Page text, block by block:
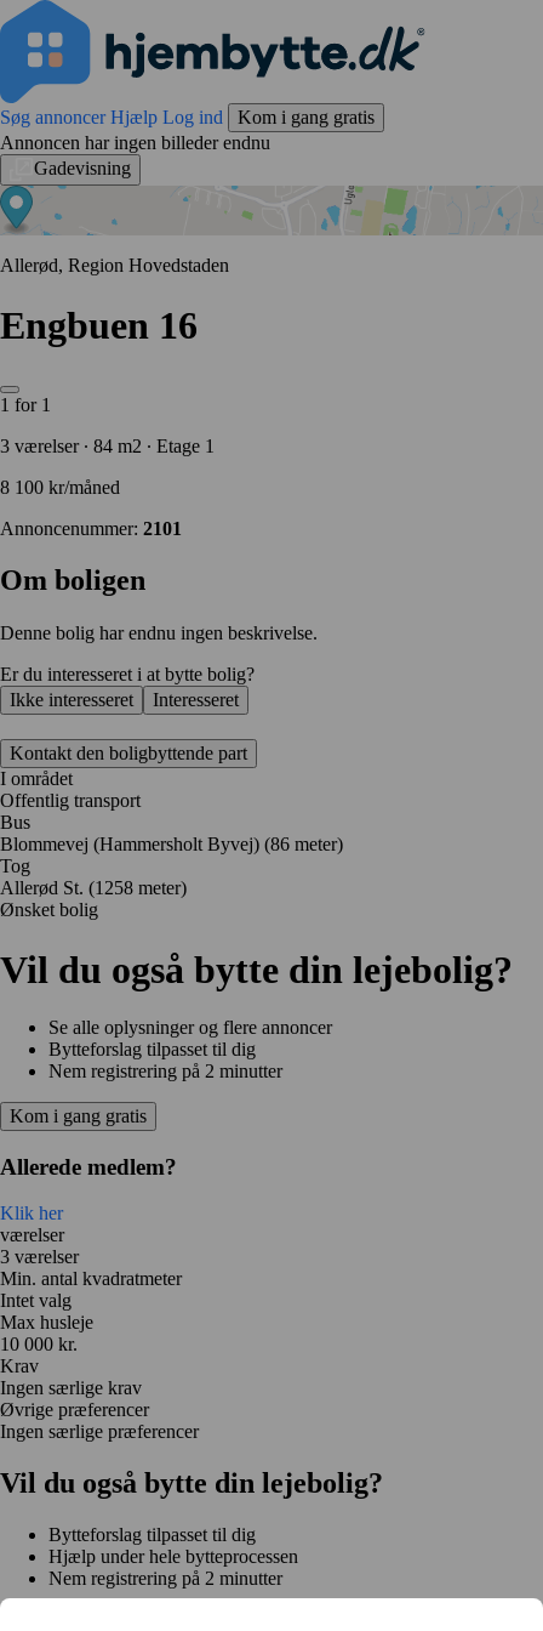
Søg annoncerHjælp Log ind
Kom i gang gratis
Annoncen har ingen billeder endnu
Gadevisning
Allerød, Region Hovedstaden
Engbuen 16
1 for 1
3 værelser ∙ 84 m2 ∙ Etage 1
8 100 kr/måned
Annoncenummer: 2101
Om boligen
Denne bolig har endnu ingen beskrivelse.
Er du interesseret i at bytte bolig?
Ikke interesseret
Interesseret
Kontakt den boligbyttende part
I området
Offentlig transport
Bus
Blommevej (Hammersholt Byvej) (86 meter)
Tog
Allerød St. (1258 meter)
Ønsket bolig
Vil du også bytte din lejebolig?
Se alle oplysninger og flere annoncer
Bytteforslag tilpasset til dig
Nem registrering på 2 minutter
Kom i gang gratis
Allerede medlem?
Klik her
værelser
3 værelser
Min. antal kvadratmeter
Intet valg
Max husleje
10 000 kr.
Krav
Ingen særlige krav
Øvrige præferencer
Ingen særlige præferencer
Vil du også bytte din lejebolig?
Bytteforslag tilpasset til dig
Hjælp under hele bytteprocessen
Nem registrering på 2 minutter